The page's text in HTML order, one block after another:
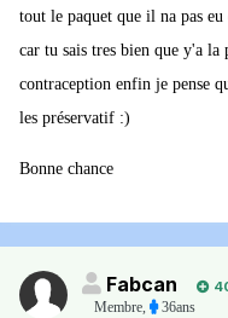
tout le paquet que il na pas
car tu sais tres bien que y'a la
contraception enfin je pense
les préservatif :)
Bonne chance
Fabcan
Membre, 36ans